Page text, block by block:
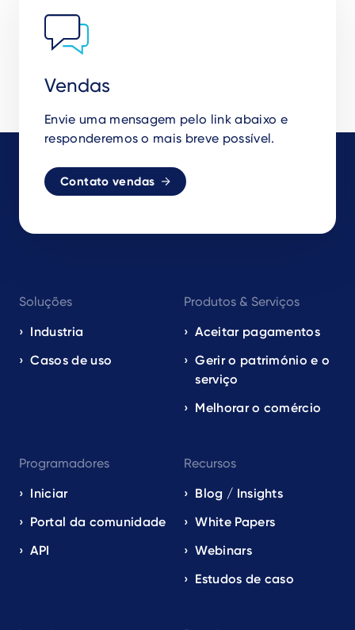
Vendas
Envie uma mensagem pelo link abaixo e
responderemos o mais breve possível.
Contato vendas
navigation
EN
Soluções
Industria
Casos de uso
Produtos & Serviços
Aceitar pagamentos
Gerir o património e o
serviço
Melhorar o comércio
Programadores
Iniciar
Portal da comunidade
API
Recursos
Blog / Insights
White Papers
Webinars
Estudos de caso